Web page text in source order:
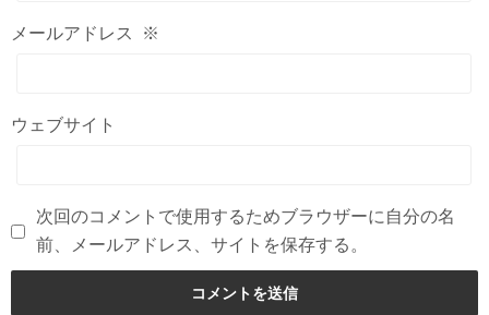
メールアドレス ※
ウェブサイト
次回のコメントで使用するためブラウザーに自分の名
前、メールアドレス、サイトを保存する。